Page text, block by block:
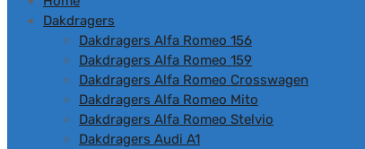
inhoud
Dakdragers
Dakdragers Alfa Romeo 156
Dakdragers Alfa Romeo 159
Dakdragers Alfa Romeo Crosswagen
Dakdragers Alfa Romeo Mito
Dakdragers Alfa Romeo Stelvio
Dakdragers Audi A1